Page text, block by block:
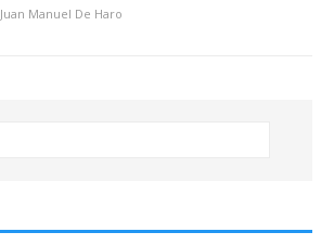
Juan Manuel De Haro